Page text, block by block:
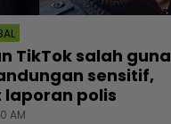
TikTok salah guna
sensitif,
laporan polis
AM